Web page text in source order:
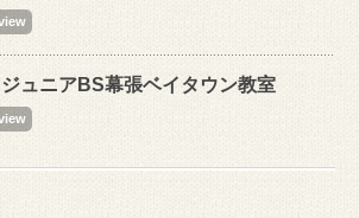
ュニアBS幕張ベイタウン教室